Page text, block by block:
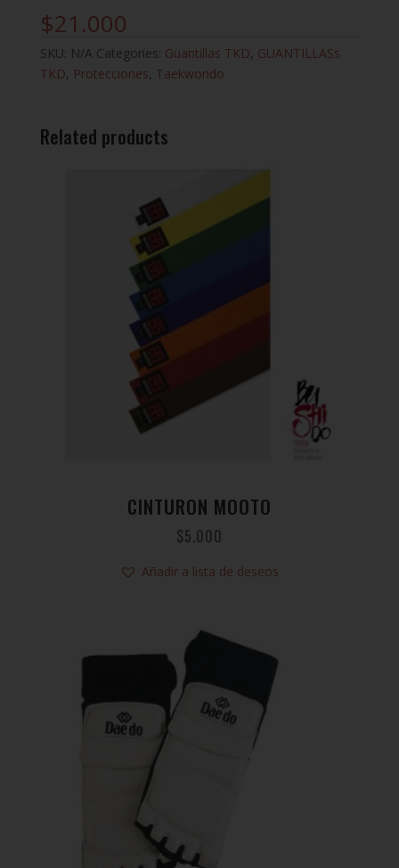
$21.000
SKU: N/A Categories: Guantillas TKD, GUANTILLASs
TKD, Protecciones, Taekwondo
Related products
CINTURON MOOTO
$5.000
Añadir a lista de deseos